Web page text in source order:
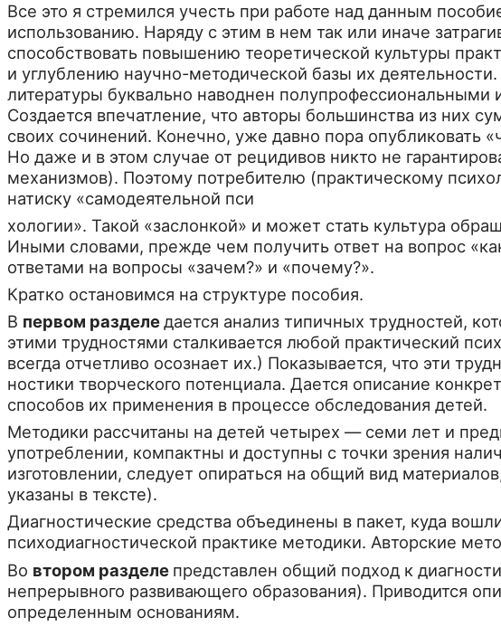
Все это я стремился учесть при работе над данным
использованию. Наряду с этим в нем так или иначе
способствовать повыше­нию теоретической культуры
и углублению научно-методической базы их
литературы буквально наводнен полупрофессиональ­ными
Создается впечатление, что авто­ры большинства из них
своих сочине­ний. Конечно, уже давно пора
Но даже и в этом случае от рецидивов никто не
механизмов). Поэтому потребителю (практи­ческому
натиску «самодеятельной пси
хологии». Такой «заслонкой» и может стать культура
Иными словами, прежде чем получить ответ на вопрос
ответами на вопросы «за­чем?» и «почему?».
Кратко остановимся на структуре пособия.
В первом разделедается анализ типичных трудностей,
этими трудностями сталкивается любой практический
всегда отчетли­во осознает их.) Показывается, что эти
ностики творческого потенциала. Дается описание
способов их применения в процессе обследова­ния детей.
Методики рассчитаны на детей четырех — семи лет и
употреблении, компактны и доступны с точки зрения
изготовлении, следует опи­раться на общий вид
указаны в тексте).
Диагностические средства объединены в пакет, куда
психодиагностической практике методики. Авторс­кие
Во втором разделе представлен общий подход к
непрерывного развивающего образо­вания). Приводится
определенным основаниям.